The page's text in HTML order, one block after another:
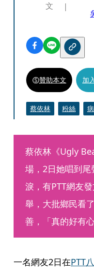
文
贊助本文 加
蔡依林 粉絲
蔡依林《Ugly
場，2日她唱到
淚，有PTT網友
舉，大批鄉民看
善，「真的好有
一名網友2日在PTT